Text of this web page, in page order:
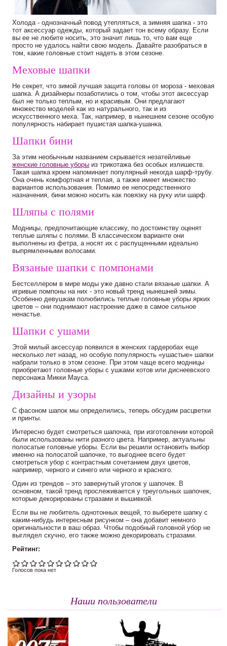
Холода - однозначный повод утепляться, а зимняя шапка - это
тот аксессуар одежды, который задает тон всему образу. Если
вы ее не любите носить, это значит лишь то, что вам еще
просто не удалось найти свою модель. Давайте разобраться в
том, какие головные стоит надеть в этом сезоне.
Меховые шапки
Не секрет, что зимой лучшая защита головы от мороза - меховая
шапка. А дизайнеры позаботились о том, чтобы этот аксессуар
был не только теплым, но и красивым. Они предлагают
множество моделей как из натурального, так и из
искусственного меха. Так, например, в нынешнем сезоне особую
популярность набирает пушистая шапка-ушанка.
Шапки бини
За этим необычным названием скрывается незатейливые
женские головные уборы из трикотажа без особых излишеств.
Такая шапка кроем напоминает популярный некогда шарф-трубу.
Она очень комфортная и теплая, а также имеет множество
вариантов использования. Помимо ее непосредственного
назначения, бини можно носить как повязку на руку или шарф.
Шляпы с полями
Модницы, предпочитающие классику, по достоинству оценят
теплые шляпы с полями. В классическом варианте они
выполнены из фетра, а носят их с распущенными идеально
выпрямленными волосами.
Вязаные шапки с помпонами
Бестселлером в мире моды уже давно стали вязаные шапки. А
игривые помпоны на них - это новый тренд нынешней зимы.
Особенно девушкам полюбились теплые головные уборы ярких
цветов – они поднимают настроение даже в самое сильное
ненастье.
Шапки с ушами
Этой милый аксессуар появился в женских гардеробах еще
несколько лет назад, но особую популярность «ушастые» шапки
набрали только в этом сезоне. При этом чаще всего модницы
приобретают головные уборы с ушками котов или диснеевского
персонажа Микки Мауса.
Дизайны и узоры
С фасоном шапок мы определились, теперь обсудим расцветки
и принты.
Интересно будет смотреться шапочка, при изготовлении которой
были использованы нити разного цвета. Например, актуальны
полосатые головные уборы. Если вы решили остановить выбор
именно на полосатой шапочке, то выгоднее всего будет
смотреться убор с контрастным сочетанием двух цветов,
например, черного и синего или черного и красного.
Один из трендов – это завернутый уголок у шапочек. В
основном, такой тренд прослеживается у треугольных шапочек,
которые декорированы стразами и вышивкой.
Если вы не любитель однотонных вещей, то выберете шапку с
каким-нибудь интересным рисунком – она добавит немного
оригинальности в ваш образ. Чтобы подобный головной убор не
выглядел скучно, его также можно декорировать стразами.
Рейтинг:
Голосов пока нет
Наши пользователи